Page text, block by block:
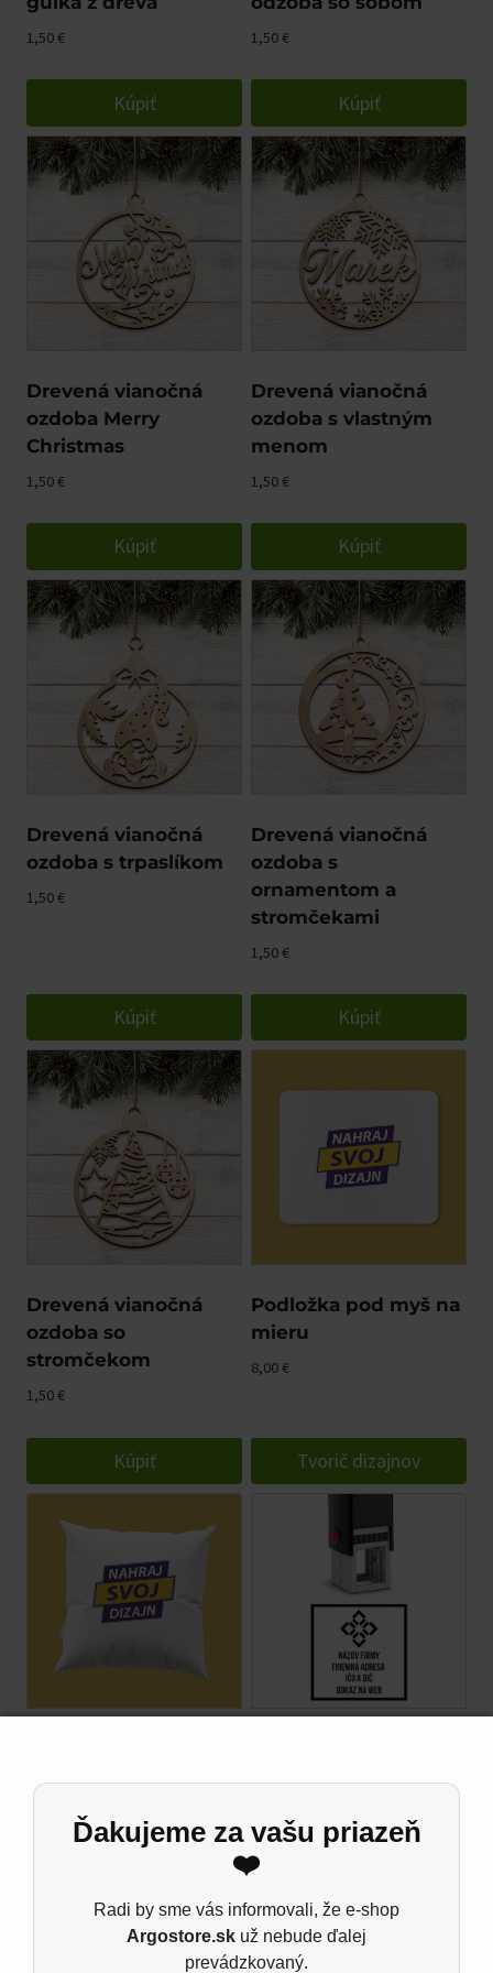
1,50€
Kúpiť
1,50€
Kúpiť
Drevená vianočná
ozdoba Merry
Christmas
1,50€
Kúpiť
Drevená vianočná
ozdoba s vlastným
menom
1,50€
Kúpiť
Drevená vianočná
ozdoba s trpaslíkom
1,50€
Kúpiť
Drevená vianočná
ozdoba s
ornamentom a
stromčekami
1,50€
Kúpiť
Drevená vianočná
ozdoba so
stromčekom
1,50€
Kúpiť
Podložka pod myš na
mieru
8,00€
Tvorič dizajnov
Ďakujeme za vašu priazeň
❤️
Radi by sme vás informovali, že e-shop
Argostore.sk už nebude ďalej
prevádzkovaný.